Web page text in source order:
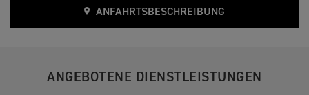
ANFAHRTSBESCHREIBUNG
ANGEBOTENE DIENSTLEISTUNGEN